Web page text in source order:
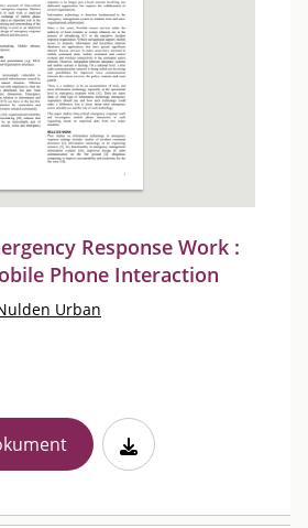
Response Work :
Phone Interaction
Urban